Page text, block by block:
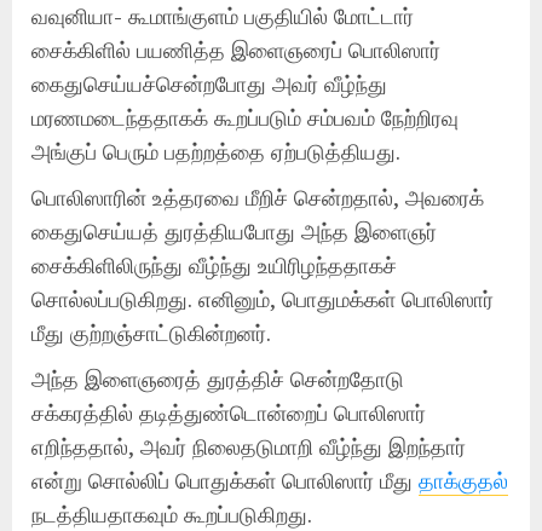
வவுனியா- கூமாங்குளம் பகுதியில் மோட்டார்
சைக்கிளில் பயணித்த இளைஞரைப் பொலிஸார்
கைதுசெய்யச்சென்றபோது அவர் வீழ்ந்து
மரணமடைந்ததாகக் கூறப்படும் சம்பவம் நேற்றிரவு
அங்குப் பெரும் பதற்றத்தை ஏற்படுத்தியது.
பொலிஸாரின் உத்தரவை மீறிச் சென்றதால், அவரைக்
கைதுசெய்யத் துரத்தியபோது அந்த இளைஞர்
சைக்கிளிலிருந்து வீழ்ந்து உயிரிழந்ததாகச்
சொல்லப்படுகிறது. எனினும், பொதுமக்கள் பொலிஸார்
மீது குற்றஞ்சாட்டுகின்றனர்.
அந்த இளைஞரைத் துரத்திச் சென்றதோடு
சக்கரத்தில் தடித்துண்டொன்றைப் பொலிஸார்
எறிந்ததால், அவர் நிலைதடுமாறி வீழ்ந்து இறந்தார்
என்று சொல்லிப் பொதுக்கள் பொலிஸார் மீது தாக்குதல்
நடத்தியதாகவும் கூறப்படுகிறது.